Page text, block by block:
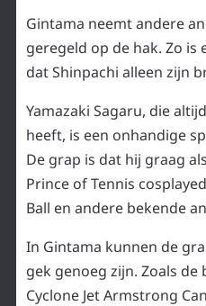
Gintama neemt andere
geregeld op de hak. Zo
dat Shinpachi alleen zijn
Yamazaki Sagaru, die
heeft, is een onhandige
De grap is dat hij graag
Prince of Tennis
Ball en andere bekende
In Gintama kunnen de
gek genoeg zijn. Zoals
Cyclone Jet Armstrong